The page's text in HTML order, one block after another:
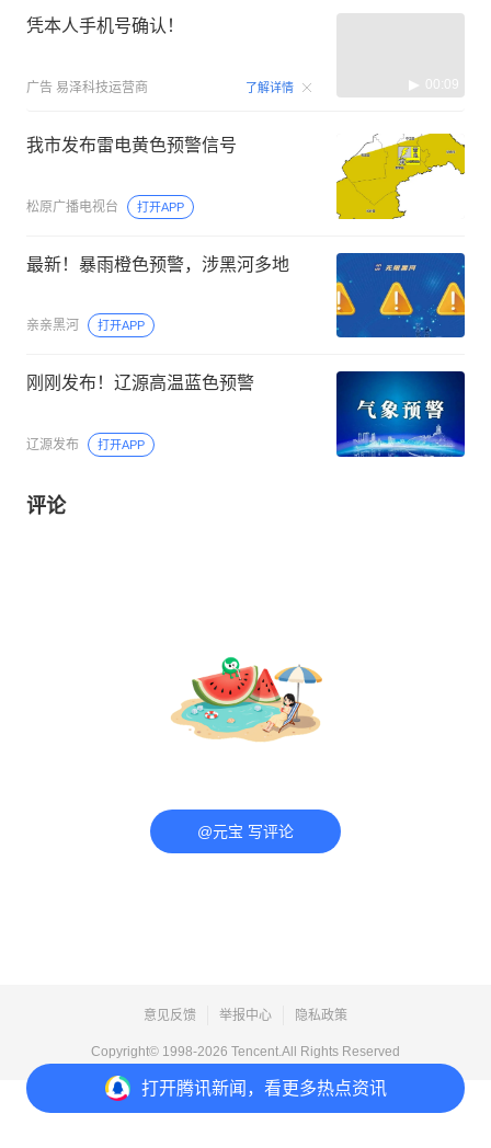
打开腾讯新闻，看更多热点资讯
凭本人手机号确认！
广告 易泽科技运营商 了解详情 00:09
我市发布雷电黄色预警信号
松原广播电视台 打开APP
最新！暴雨橙色预警，涉黑河多地
亲亲黑河 打开APP
刚刚发布！辽源高温蓝色预警
辽源发布 打开APP
评论
@元宝 写评论
意见反馈 举报中心 隐私政策
Copyright© 1998-2026 Tencent.All Rights Reserved